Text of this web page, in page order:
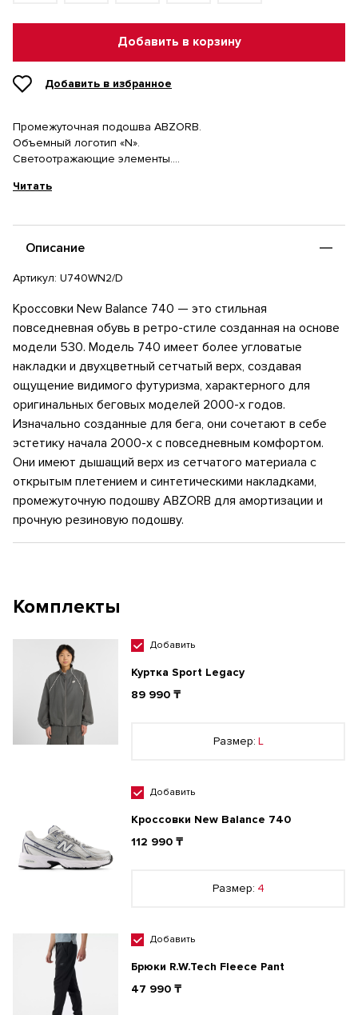
Добавить в корзину
Добавить в избранное
Промежуточная подошва ABZORB.
Объемный логотип «N».
Светоотражающие элементы.
Читать
Описание
Артикул: U740WN2/D
Кроссовки New Balance 740 — это стильная
повседневная обувь в ретро-стиле созданная на основе
модели 530. Модель 740 имеет более угловатые
накладки и двухцветный сетчатый верх, создавая
ощущение видимого футуризма, характерного для
оригинальных беговых моделей 2000-х годов.
Изначально созданные для бега, они сочетают в себе
эстетику начала 2000-х с повседневным комфортом.
Они имеют дышащий верх из сетчатого материала с
открытым плетением и синтетическими накладками,
промежуточную подошву ABZORB для амортизации и
прочную резиновую подошву.
Комплекты
Добавить
Куртка Sport Legacy
89 990 ₸
Размер: L
Добавить
Кроссовки New Balance 740
112 990 ₸
Размер: 4
Добавить
Брюки R.W.Tech Fleece Pant
47 990 ₸